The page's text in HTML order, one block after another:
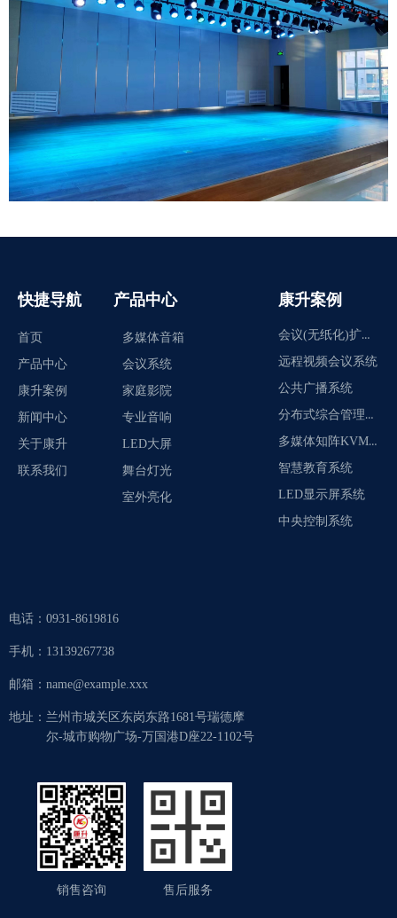
产品中心
多媒体音箱
会议系统
家庭影院
专业音响
LED大屏
舞台灯光
室外亮化
首页
产品中心
康升案例
新闻中心
关于康升
联系我们
快捷导航
电话： 0931-8619816
手机： 13139267738
邮箱： name@example.xxx
地址： 兰州市城关区东岗东路1681号瑞德摩
尔-城市购物广场-万国港D座22-1102号
康升案例
会议(无纸化)扩声系统
远程视频会议系统
公共广播系统
分布式综合管理平台
多媒体知阵KVM系统
智慧教育系统
LED显示屏系统
中央控制系统
销售咨询 售后服务